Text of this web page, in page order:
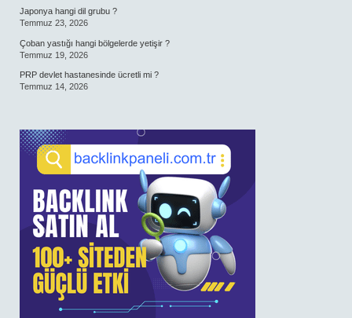
Japonya hangi dil grubu ?
Temmuz 23, 2026
Çoban yastığı hangi bölgelerde yetişir ?
Temmuz 19, 2026
PRP devlet hastanesinde ücretli mi ?
Temmuz 14, 2026